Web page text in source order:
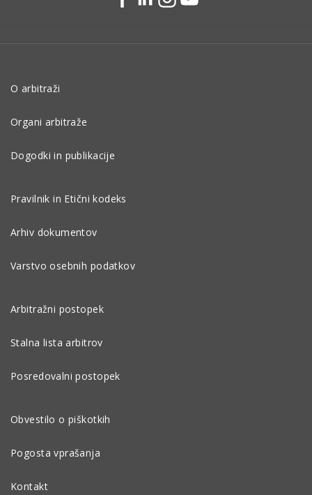
O arbitraži
Organi arbitraže
Dogodki in publikacije
Pravilnik in Etični kodeks
Arhiv dokumentov
Varstvo osebnih podatkov
Arbitražni postopek
Stalna lista arbitrov
Posredovalni postopek
Obvestilo o piškotkih
Pogosta vprašanja
Kontakt